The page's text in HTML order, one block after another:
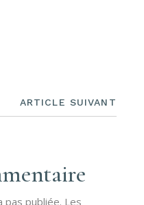
ARTICLE SUIVANT
pas publiée. Les